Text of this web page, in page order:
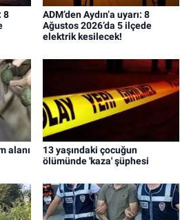
8
ADM’den Aydın’a uyarı: 8
Ağustos 2026’da 5 ilçede
elektrik kesilecek!
alanı
13 yaşındaki çocuğun
ölümünde 'kaza' şüphesi